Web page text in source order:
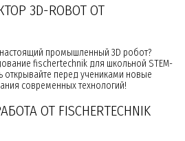
3D-ROBOT ОТ
настоящий промышленный 3D робот?
fischertechnik для школьной STEM-
перед учениками новые
современных технологий!
ОТ FISCHERTECHNIK